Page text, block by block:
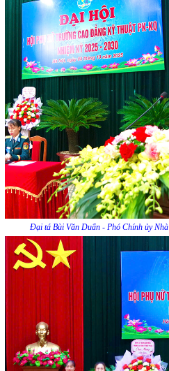
Đại tá Bùi Văn Duẩn - Phó Chính ủy